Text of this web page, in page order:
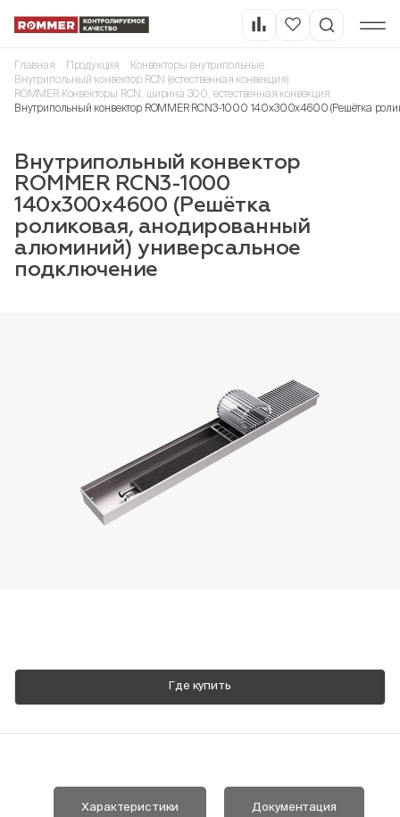
Пн-Пт, 9:00—18:00
Главная Продукция
Конвекторы внутрипольные
Внутрипольный конвектор RCN (естественная конвекция)
ROMMER Конвекторы RCN, ширина 300, естественная конвекция
Внутрипольный конвектор ROMMER RCN3-1000 140х300х4600 (Решётка
Внутрипольный конвектор
ROMMER RCN3-1000
140х300х4600 (Решётка
роликовая, анодированный
алюминий) универсальное
подключение
Где купить
Характеристики Документация